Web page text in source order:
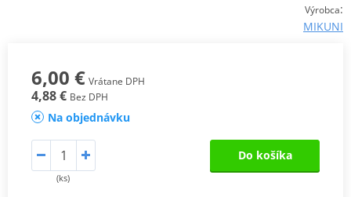
Výrobca:
MIKUNI
6,00 € Vrátane DPH
4,88 € Bez DPH
Na objednávku
(ks)
Do košíka